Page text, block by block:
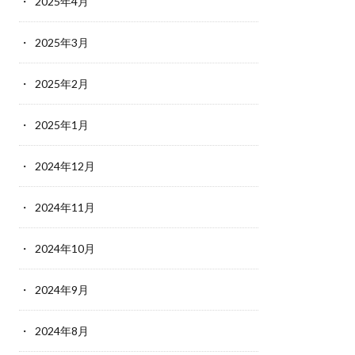
2025年3月
2025年2月
2025年1月
2024年12月
2024年11月
2024年10月
2024年9月
2024年8月